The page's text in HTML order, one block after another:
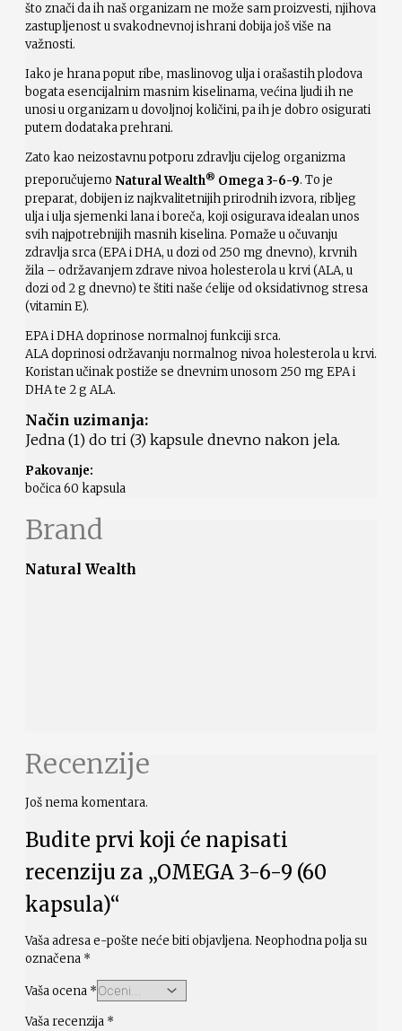
što znači da ih naš organizam ne može sam proizvesti, njihova
zastupljenost u svakodnevnoj ishrani dobija još više na
važnosti.
Iako je hrana poput ribe, maslinovog ulja i orašastih plodova
bogata esencijalnim masnim kiselinama, većina ljudi ih ne
unosi u organizam u dovoljnoj količini, pa ih je dobro osigurati
putem dodataka prehrani.
Zato kao neizostavnu potporu zdravlju cijelog organizma
preporučujemo Natural Wealth® Omega 3-6-9. To je
preparat, dobijen iz najkvalitetnijih prirodnih izvora, ribljeg
ulja i ulja sjemenki lana i boreča, koji osigurava idealan unos
svih najpotrebnijih masnih kiselina. Pomaže u očuvanju
zdravlja srca (EPA i DHA, u dozi od 250 mg dnevno), krvnih
žila – održavanjem zdrave nivoa holesterola u krvi (ALA, u
dozi od 2 g dnevno) te štiti naše ćelije od oksidativnog stresa
(vitamin E).
EPA i DHA doprinose normalnoj funkciji srca.
ALA doprinosi održavanju normalnog nivoa holesterola u krvi.
Koristan učinak postiže se dnevnim unosom 250 mg EPA i
DHA te 2 g ALA.
Način uzimanja:
Jedna (1) do tri (3) kapsule dnevno nakon jela.
Pakovanje:
bočica 60 kapsula
Brand
Natural Wealth
Recenzije
Još nema komentara.
Budite prvi koji će napisati
recenziju za „OMEGA 3-6-9 (60
kapsula)“
Vaša adresa e-pošte neće biti objavljena. Neophodna polja su
označena *
Vaša ocena *
Vaša recenzija *